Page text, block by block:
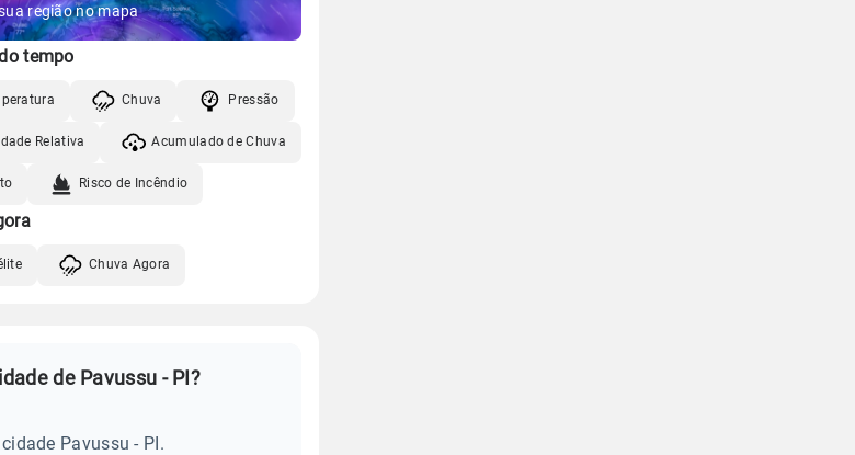
região no mapa
tempo
Chuva Pressão
Relativa Acumulado de Chuva
Risco de Incêndio
Chuva Agora
de Pavussu - PI?
Pavussu - PI.